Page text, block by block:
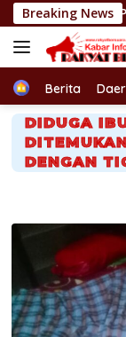
Langsung
ke
konten
Breaking News
TUTUP
HomeBerita
DIDUGA
DENGAN